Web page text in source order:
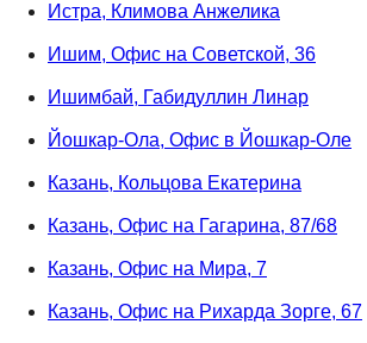
Истра, Климова Анжелика
Ишим, Офис на Советской, 36
Ишимбай, Габидуллин Линар
Йошкар-Ола, Офис в Йошкар-Оле
Казань, Кольцова Екатерина
Казань, Офис на Гагарина, 87/68
Казань, Офис на Мира, 7
Казань, Офис на Рихарда Зорге, 67